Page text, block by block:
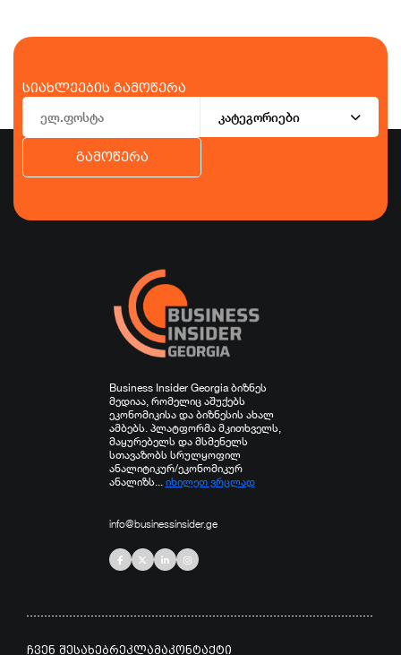
სიახლეების გამოწერა
კატეგორიები
გამოწერა
Business Insider Georgia ბიზნეს
მედიაა, რომელიც აშუქებს
ეკონომიკისა და ბიზნესის ახალ
ამბებს. პლატფორმა მკითხველს,
მაყურებელს და მსმენელს
სთავაზობს სრულყოფილ
ანალიტიკურ/ეკონომიკურ
ანალიზს... იხილეთ ვრცლად
info@businessinsider.ge
ჩვენ შესახებრეკლამაკონტაქტი